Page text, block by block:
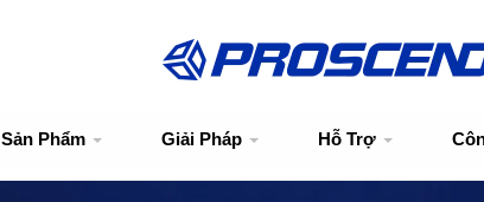
Sản Phẩm Giải Pháp Hỗ Trợ